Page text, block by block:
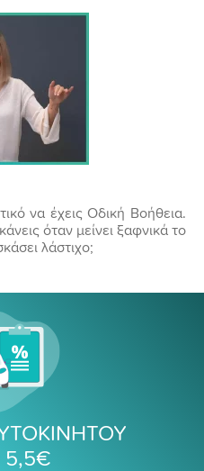
να έχεις Οδική Βοήθεια.
όταν μείνει ξαφνικά το
λάστιχο;